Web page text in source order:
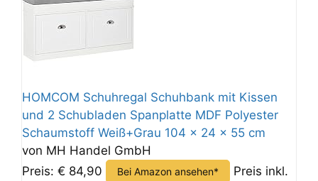
HOMCOM Schuhregal Schuhbank mit Kissen
und 2 Schubladen Spanplatte MDF Polyester
Schaumstoff Weiß+Grau 104 x 24 x 55 cm
von MH Handel GmbH
Preis: € 84,90
Bei Amazon ansehen*
Preis inkl.